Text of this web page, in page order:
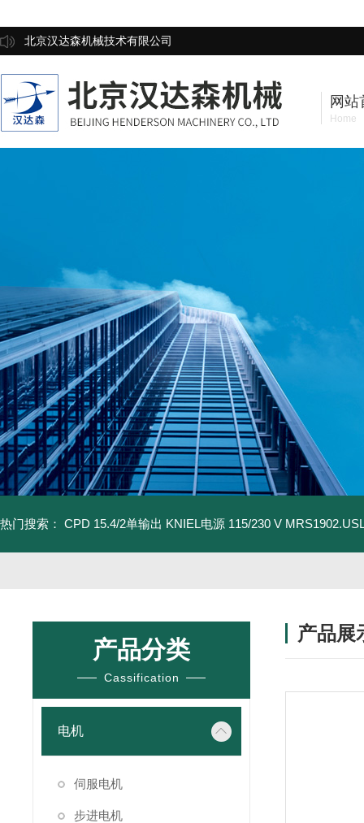
北京汉达森机械技术有限公司
网站
Home
热门搜索： CPD 15.4/2单输出 KNIEL电源 115/230 V
产品分类
Cassification
电机
伺服电机
步进电机
产品展